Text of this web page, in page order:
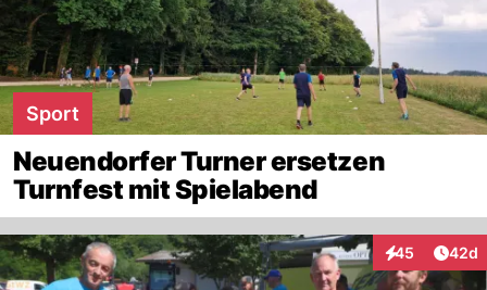
Sport
Neuendorfer Turner ersetzen
Turnfest mit Spielabend
45
Interaktionen
42d